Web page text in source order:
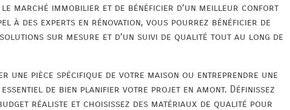
marché immobilier et de bénéficier d’un meilleur confort
à des experts en rénovation, vous pourrez bénéficier de
sur mesure et d’un suivi de qualité tout au long de
une pièce spécifique de votre maison ou entreprendre une
de bien planifier votre projet en amont. Définissez
réaliste et choisissez des matériaux de qualité pour